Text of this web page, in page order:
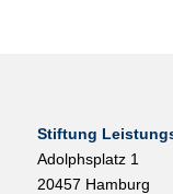
Stiftung
Adolphsplatz 1
20457 Hamburg